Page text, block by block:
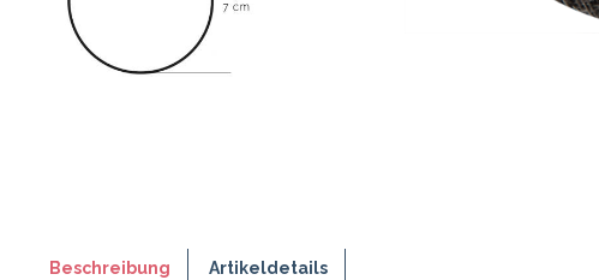
Beschreibung Artikeldetails